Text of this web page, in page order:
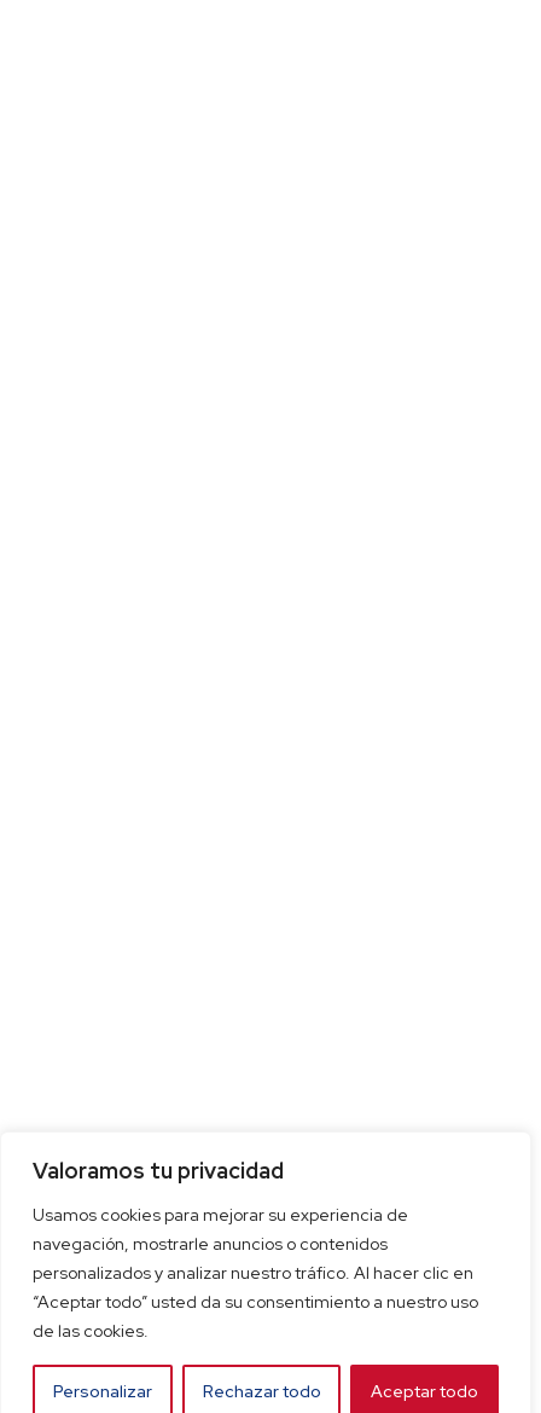
Valoramos tu privacidad
Usamos cookies para mejorar su experiencia de
navegación, mostrarle anuncios o contenidos
personalizados y analizar nuestro tráfico. Al hacer clic en
“Aceptar todo” usted da su consentimiento a nuestro uso
de las cookies.
Personalizar Rechazar todo Aceptar todo